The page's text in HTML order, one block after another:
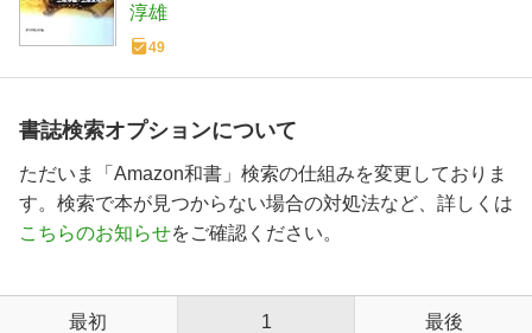
淳雄
49
書誌検索オプションについて
ただいま「Amazon和書」検索の仕組みを変更しておりま
す。検索で本が見つからない場合の対処法など、詳しくは
こちらのお知らせをご確認ください。
最初 1 最後